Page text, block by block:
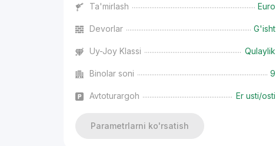
Ta'mirlash Euro
Devorlar G'isht
Uy-Joy Klassi Qulaylik
Binolar soni 9
Avtoturargoh Er usti/osti
Parametrlarni ko'rsatish